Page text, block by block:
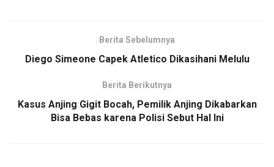
Berita Sebelumnya
Diego Simeone Capek Atletico Dikasihani Melulu
Berita Berikutnya
Kasus Anjing Gigit Bocah, Pemilik Anjing Dikabarkan
Bisa Bebas karena Polisi Sebut Hal Ini